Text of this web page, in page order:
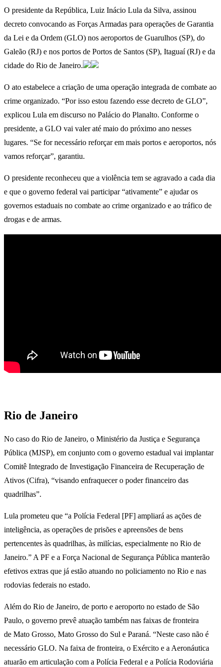
O presidente da República, Luiz Inácio Lula da Silva, assinou
decreto convocando as Forças Armadas para operações de Garantia
da Lei e da Ordem (GLO) nos aeroportos de Guarulhos (SP), do
Galeão (RJ) e nos portos de Portos de Santos (SP), Itaguaí (RJ) e da
cidade do Rio de Janeiro.
O ato estabelece a criação de uma operação integrada de combate ao
crime organizado. “Por isso estou fazendo esse decreto de GLO”,
explicou Lula em discurso no Palácio do Planalto. Conforme o
presidente, a GLO vai valer até maio do próximo ano nesses
lugares. “Se for necessário reforçar em mais portos e aeroportos, nós
vamos reforçar”, garantiu.
O presidente reconheceu que a violência tem se agravado a cada dia
e que o governo federal vai participar “ativamente” e ajudar os
governos estaduais no combate ao crime organizado e ao tráfico de
drogas e de armas.
Rio de Janeiro
No caso do Rio de Janeiro, o Ministério da Justiça e Segurança
Pública (MJSP), em conjunto com o governo estadual vai implantar
Comitê Integrado de Investigação Financeira de Recuperação de
Ativos (Cifra), “visando enfraquecer o poder financeiro das
quadrilhas”.
Lula prometeu que “a Polícia Federal [PF] ampliará as ações de
inteligência, as operações de prisões e apreensões de bens
pertencentes às quadrilhas, às milícias, especialmente no Rio de
Janeiro.” A PF e a Força Nacional de Segurança Pública manterão
efetivos extras que já estão atuando no policiamento no Rio e nas
rodovias federais no estado.
Além do Rio de Janeiro, de porto e aeroporto no estado de São
Paulo, o governo prevê atuação também nas faixas de fronteira
de Mato Grosso, Mato Grosso do Sul e Paraná. “Neste caso não é
necessário GLO. Na faixa de fronteira, o Exército e a Aeronáutica
atuarão em articulação com a Polícia Federal e a Polícia Rodoviária